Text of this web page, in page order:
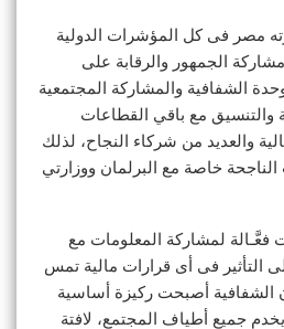
مصر فى كل المؤشرات الدولية
الجمهور والرقابة على
الشفافية والمشاركة المجتمعية
والتنسيق مع باقي القطاعات
والعديد من شركاء النجاح، لذلك
خاصة مع البرلمان ووزارتي
فعَّـالة لمشاركة المعلومات مع
التأثير فى أى قرارات مالية تمس
الشفافية أصبحت ركيزة أساسية
جميع أطياف المجتمع، لافتة